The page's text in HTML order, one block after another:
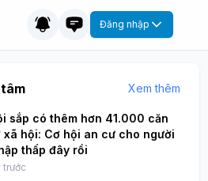
Đăng nhập
Xem thêm
sắp có thêm hơn 41.000 căn
xã hội: Cơ hội an cư cho người
thấp đây rồi
trước